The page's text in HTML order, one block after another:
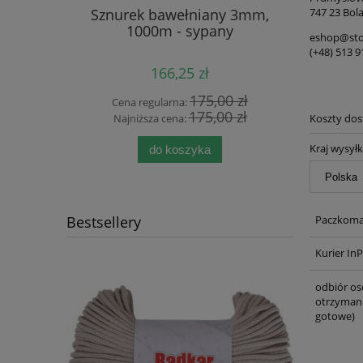
Sznurek bawełniany 3mm,
1000m - sypany
166,25 zł
Cena regularna:175,00 zł
Najniższa cena:175,00 zł
do koszyka
Bestsellery
747 23
(+48) 513
Koszty
Kraj
Kurier
odbiór
gotowe)